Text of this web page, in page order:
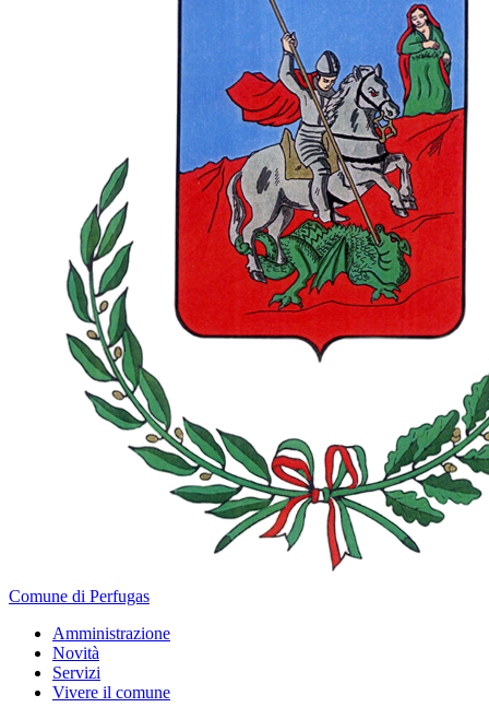
Comune di Perfugas
Amministrazione
Novità
Servizi
Vivere il comune